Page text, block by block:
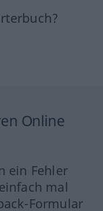
Online
ein Fehler
mal
Formular